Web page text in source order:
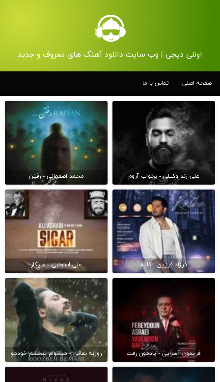
اونلی دیجی | وب سایت دانلود آهنگ های معروف و جدید
صفحه اصلی تماس با ما
علی زند وکیلی - بخواب آروم محمد اصفهانی - رفتن
فرزاد فرزین - کلبه علی اصحابی - سیگار
فریدون آسرایی - یادمون رفت روزبه بمانی - میخوام ببخشم خودمو